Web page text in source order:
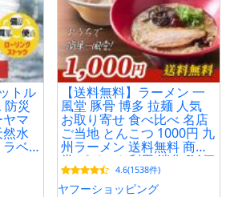
トル
災
マ
水
ラベ
【送料無料】ラーメン 一
風堂 豚骨 博多 拉麺 人気
お取り寄せ 食べ比べ 名店
ご当地 とんこつ 1000円 九
州ラーメン 送料無料 商品
券 ポイント利用 消化 [M便
1/2]爆買 4.6(1538件)
ヤフーショッピング